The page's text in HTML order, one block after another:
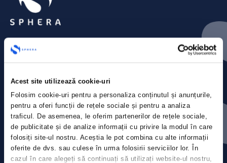
Acest site utilizează cookie-uri
Folosim cookie-uri pentru a personaliza conținutul și anunțurile,
pentru a oferi funcții de rețele sociale și pentru a analiza
traficul. De asemenea, le oferim partenerilor de rețele sociale,
de publicitate și de analize informații cu privire la modul în care
folosiți site-ul nostru. Aceștia le pot combina cu alte informații
oferite de dvs. sau culese în urma folosirii serviciilor lor. În
cazul în care alegeți să continuați să utilizați website-ul nostru,
Contact
Comunicate de presă